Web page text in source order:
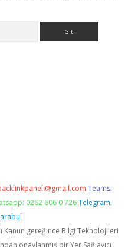
Teams:
0262 606 0 726 Telegram:
Kanun gereğince Bilgi Teknolojileri
onaylanmış bir Yer Sağlayıcı